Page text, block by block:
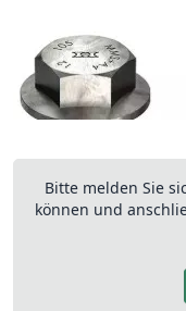
Bitte melden Sie
können und